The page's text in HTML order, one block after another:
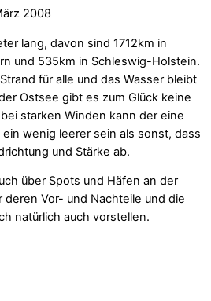
2008
lang, davon sind 1712km in
und 535km in Schleswig-Holstein.
für alle und das Wasser bleibt
Ostsee gibt es zum Glück keine
starken Winden kann der eine
wenig leerer sein als sonst, dass
und Stärke ab.
über Spots und Häfen an der
Vor- und Nachteile und die
natürlich auch vorstellen.